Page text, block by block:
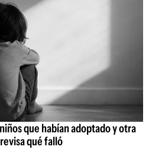
que habían adoptado y otra
qué falló